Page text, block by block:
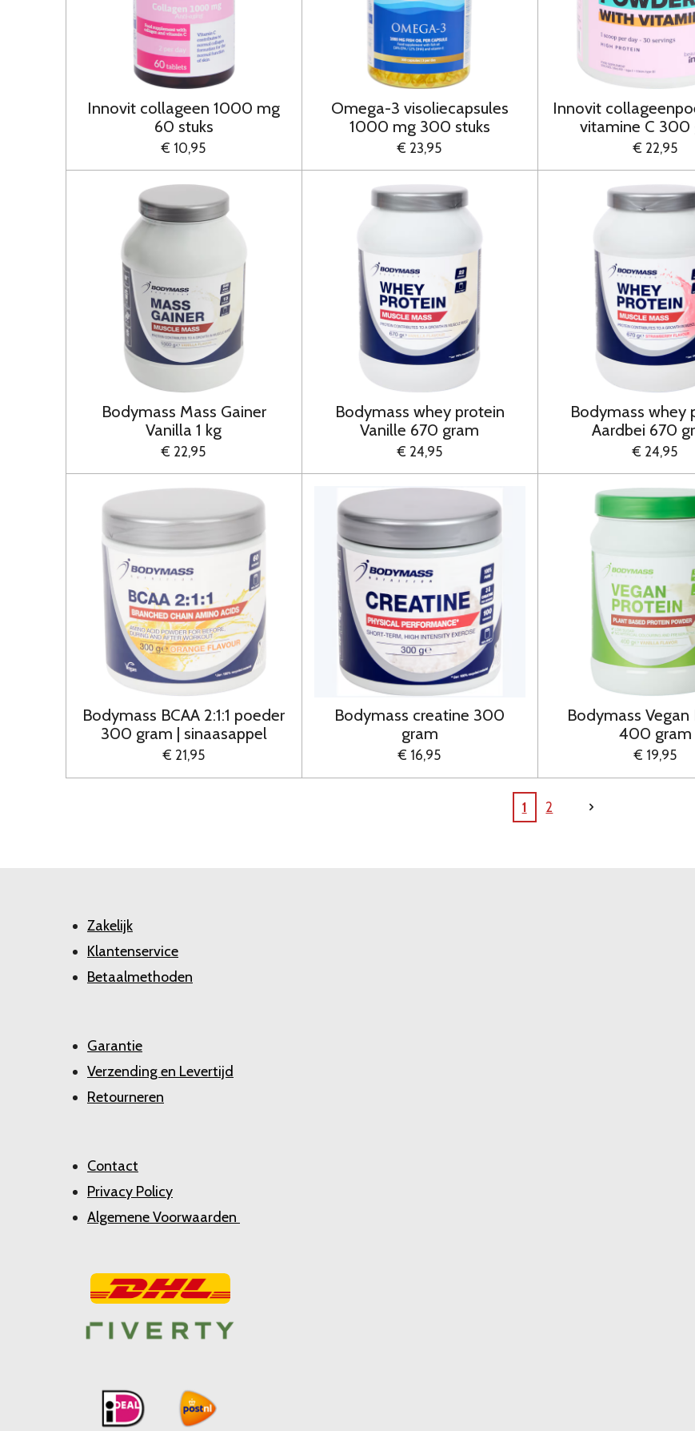
Innovit collageen 1000 mg
60 stuks
€ 10,95
Omega-3 visoliecapsules
1000 mg 300 stuks
€ 23,95
Innovit
vitamine C 300
€ 22,95
Bodymass Mass Gainer
Vanilla 1 kg
€ 22,95
Bodymass whey protein
Vanille 670 gram
€ 24,95
Bodymass whey
Aardbei 670
€ 24,95
Bodymass BCAA 2:1:1 poeder
300 gram | sinaasappel
€ 21,95
Bodymass creatine 300
gram
€ 16,95
Bodymass Vegan
400 gram
€ 19,95
1 2
Zakelijk
Klantenservice
Betaalmethoden
Garantie
Verzending en Levertijd
Retourneren
Contact
Privacy Policy
Algemene Voorwaarden